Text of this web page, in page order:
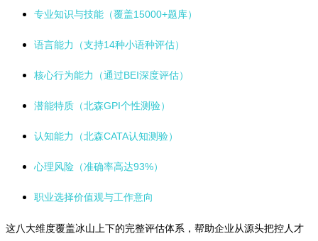
专业知识与技能（覆盖15000+题库）
语言能力（支持14种小语种评估）
核心行为能力（通过BEI深度评估）
潜能特质（北森GPI个性测验）
认知能力（北森CATA认知测验）
心理风险（准确率高达93%）
职业选择价值观与工作意向
这八大维度覆盖冰山上下的完整评估体系，帮助企业从源头把控人才